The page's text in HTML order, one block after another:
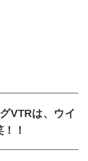
VTRは、ウイ
！